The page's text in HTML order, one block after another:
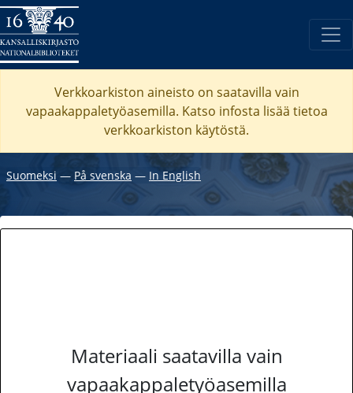
Verkkoarkiston aineisto on saatavilla vain
vapaakappaletyöasemilla. Katso infosta lisää tietoa
verkkoarkiston käytöstä.
Suomeksi ― På svenska ― In English
Materiaali saatavilla vain
vapaakappaletyöasemilla